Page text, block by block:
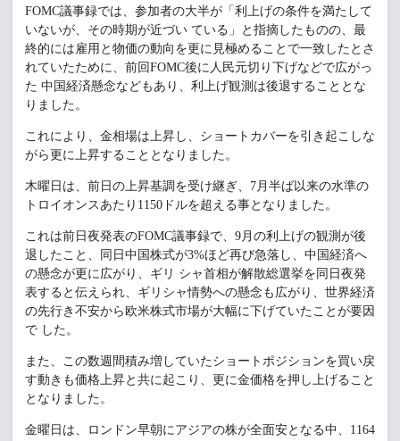
FOMC議事録では、参加者の大半が「利上げの条件を満たして
いないが、その時期が近づい ている」と指摘したものの、最
終的には雇用と物価の動向を更に見極めることで一致したとさ
れていたために、前回FOMC後に人民元切り下げなどで広がっ
た 中国経済懸念などもあり、利上げ観測は後退することとな
りました。
これにより、金相場は上昇し、ショートカバーを引き起こしな
がら更に上昇することとなりました。
木曜日は、前日の上昇基調を受け継ぎ、7月半ば以来の水準の
トロイオンスあたり1150ドルを超える事となりました。
これは前日夜発表のFOMC議事録で、9月の利上げの観測が後
退したこと、同日中国株式が3%ほど再び急落し、中国経済へ
の懸念が更に広がり、ギリ シャ首相が解散総選挙を同日夜発
表すると伝えられ、ギリシャ情勢への懸念も広がり、世界経済
の先行き不安から欧米株式市場が大幅に下げていたことが要因
で した。
また、この数週間積み増していたショートポジションを買い戻
す動きも価格上昇と共に起こり、更に金価格を押し上げること
となりました。
金曜日は、ロンドン早朝にアジアの株が全面安となる中、1164